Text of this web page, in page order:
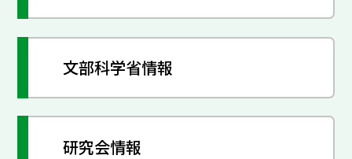
文部科学省情報
研究会情報